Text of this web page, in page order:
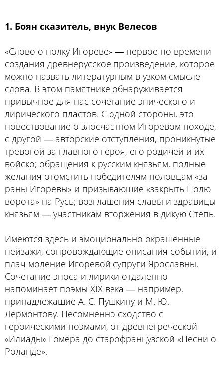
1. Боян сказитель, внук Велесов
«Слово о полку Игореве» ― первое по времени
создания древнерусское произведение, которое
можно назвать литературным в узком смысле
слова. В этом памятнике обнаруживается
привычное для нас сочетание эпического и
лирического пластов. С одной стороны, это
повествование о злосчастном Игоревом походе,
с другой ― авторские отступления, проникнутые
тревогой за главного героя, его родичей и их
войско; обращения к русским князьям, полные
желания отомстить победителям половцам «за
раны Игоревы» и призывающие «закрыть Полю
ворота» на Русь; возглашения славы и здравицы
князьям ― участникам вторжения в дикую Степь.
Имеются здесь и эмоционально окрашенные
пейзажи, сопровождающие описания событий, и
плач-моление Игоревой супруги Ярославны.
Сочетание эпоса и лирики отдаленно
напоминает поэмы XIX века ― например,
принадлежащие А. С. Пушкину и М. Ю.
Лермонтову. Несомненно сходство с
героическими поэмами, от древнегреческой
«Илиады» Гомера до старофранцузской «Песни о
Роланде».